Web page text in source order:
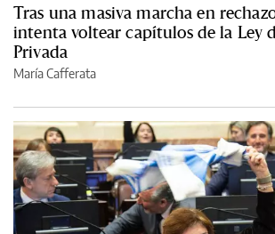
Tras una masiva marcha en
intenta voltear capítulos de la Ley
Privada
María Cafferata